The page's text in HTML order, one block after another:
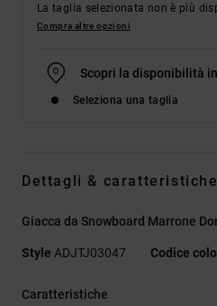
La taglia selezionata non è più
Compra altre opzioni
Scopri la disponibilità
Seleziona una taglia
Dettagli & caratteristiche
Giacca da Snowboard Marrone
Style ADJTJ03047 Codice
Caratteristiche